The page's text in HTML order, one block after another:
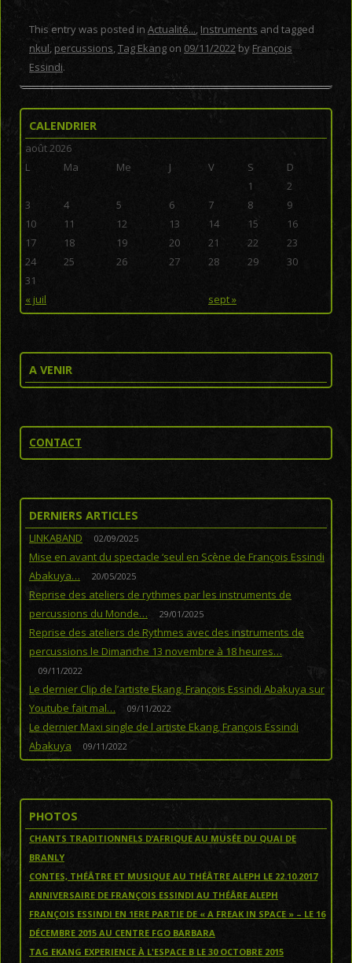
This entry was posted in Actualité...,Instruments and tagged
nkul, percussions,Tag Ekangon 09/11/2022byFrançois
Essindi.
CALENDRIER
août 2026
L
Ma Me J V S D
« juil sept »
1
2
3
4 5 6 7 8
9
10
11 12 13 14 15
16
17
18 19 20 21 22
23
24
25 26 27 28 29
30
31
A VENIR
CONTACT
DERNIERS ARTICLES
LINKABAND 02/09/2025
Mise en avant du spectacle ‘seul en Scène de François Essindi
Abakuya…
20/05/2025
Reprise des ateliers de rythmes par les instruments de
percussions du Monde…
29/01/2025
Reprise des ateliers de Rythmes avec des instruments de
percussions le Dimanche 13 novembre à 18 heures…
09/11/2022
Le dernier Clip de l’artiste Ekang, François Essindi Abakuya sur
Youtube fait mal…
09/11/2022
Le dernier Maxi single de l artiste Ekang, François Essindi
Abakuya
09/11/2022
PHOTOS
CHANTS TRADITIONNELS D’AFRIQUE AU MUSÉE DU QUAI DE
BRANLY
CONTES, THÉÂTRE ET MUSIQUE AU THÉÂTRE ALEPH LE 22.10.2017
ANNIVERSAIRE DE FRANÇOIS ESSINDI AU THÉÂRE ALEPH
FRANÇOIS ESSINDI EN 1ERE PARTIE DE « A FREAK IN SPACE » – LE 16
DÉCEMBRE 2015 AU CENTRE FGO BARBARA
TAG EKANG EXPERIENCE À L'ESPACE B LE 30 OCTOBRE 2015